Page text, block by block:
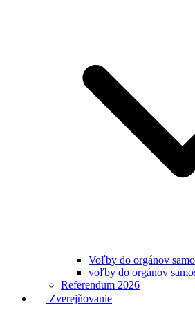
Voľby do orgánov
voľby do orgánov
Referendum 2026
Zverejňovanie